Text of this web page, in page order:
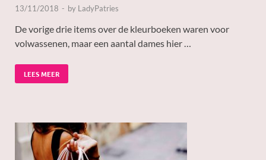
13/11/2018 - by LadyPatries
De vorige drie items over de kleurboeken waren voor
volwassenen, maar een aantal dames hier …
LEES MEER